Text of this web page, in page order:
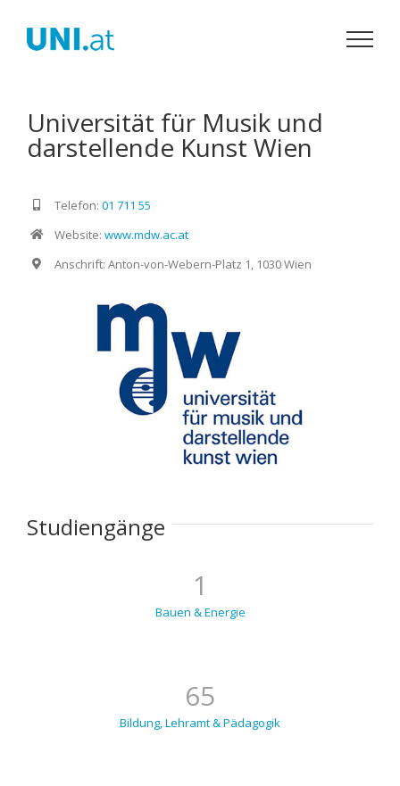
Inhalt
springen
Universität für Musik und
darstellende Kunst Wien
Telefon:01 711 55
Website:www.mdw.ac.at
Anschrift: Anton-von-Webern-Platz 1, 1030 Wien
Studiengänge
1
Bauen & Energie
65
Bildung, Lehramt & Pädagogik